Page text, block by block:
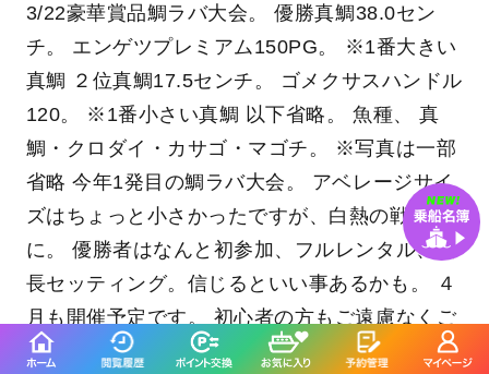
3/22豪華賞品鯛ラバ大会。 優勝真鯛38.0セン
チ。 エンゲツプレミアム150PG。 ※1番大きい
真鯛 ２位真鯛17.5センチ。 ゴメクサスハンドル
120。 ※1番小さい真鯛 以下省略。 魚種、 真
鯛・クロダイ・カサゴ・マゴチ。 ※写真は一部
省略 今年1発目の鯛ラバ大会。 アベレージサイ
ズはちょっと小さかったですが、白熱の戦い
に。 優勝者はなんと初参加、フルレンタル、船
長セッティング。信じるといい事あるかも。 ４
月も開催予定です。 初心者の方もご遠慮なくご
相談ください。